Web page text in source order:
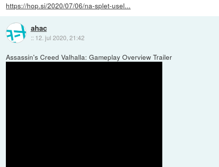
https://hop.si/2020/07/06/na-splet-usel...
ahac
:: 12. jul 2020, 21:42
Assassin's Creed Valhalla: Gameplay Overview Trailer